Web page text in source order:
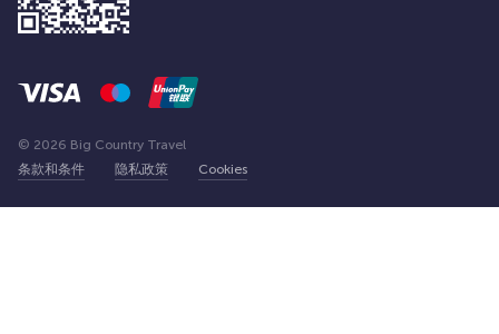
条款和条件 隐私政策 Cookies
© 2026 Big Country Travel